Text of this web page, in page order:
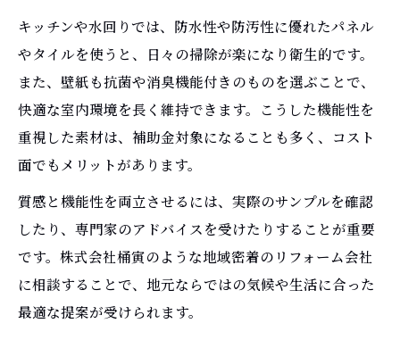
快適な生活を叶えるリフォーム仕上げの選
リフォームの仕上げが住み心地を左右する
理由
住まいの快適性向上に効くリフォーム仕上
げ術
リフォーム仕上げで住環境を理想に近づけ
る
キッチンや水回りでは、防水性や防汚性に優れたパネル
やタイルを使うと、日々の掃除が楽になり衛生的です。
また、壁紙も抗菌や消臭機能付きのものを選ぶことで、
快適な室内環境を長く維持できます。こうした機能性を
重視した素材は、補助金対象になることも多く、コスト
面でもメリットがあります。
質感と機能性を両立させるには、実際のサンプルを確認
したり、専門家のアドバイスを受けたりすることが重要
です。株式会社桶寅のような地域密着のリフォーム会社
に相談することで、地元ならではの気候や生活に合った
最適な提案が受けられます。